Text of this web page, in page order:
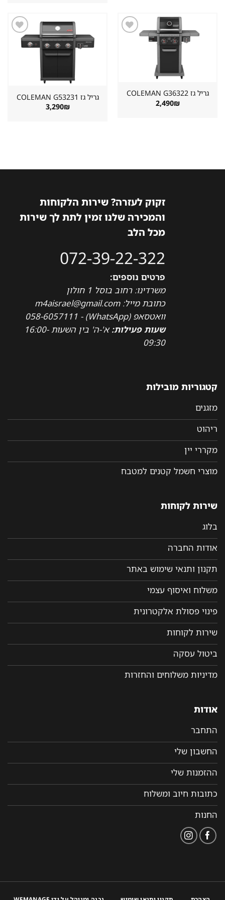
גריל גז ⁦COLEMAN G36322⁩
2,490₪
שמור
מוצר
גריל גז ⁦COLEMAN G53231⁩
3,290₪
זקוק לעזרה? שירות הלקוחות
והמכירה שלנו זמין לתת לך שירות
מכל הלב
072-39-22-322
פרטים נוספים:
משרדינו: רחוב בוסל 1 חולון
כתובת מייל: m4aisrael@gmail.com
וואטסאפ (WhatsApp) - 058-6057111
שעות פעילות:
א'-ה' בין השעות 16:00-
09:30
קטגוריות מובילות
מזגנים
ריהוט
מקררי יין
מוצרי חשמל קטנים למטבח
שירות לקוחות
בלוג
אודות החברה
תקנון ותנאי שימוש באתר
משלוח ואיסוף עצמי
פינוי פסולת אלקטרונית
שירות לקוחות
ביטול עסקה
מדיניות משלוחים והחזרות
אודות
התחבר
החשבון שלי
ההזמנות שלי
כתובות חיוב ומשלוח
החנות